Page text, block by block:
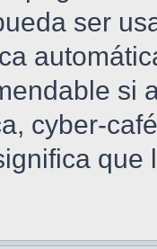
ser
si
cyber-
que